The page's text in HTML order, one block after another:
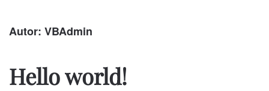
Skip to main content
Autor: VBAdmin
Hello world!